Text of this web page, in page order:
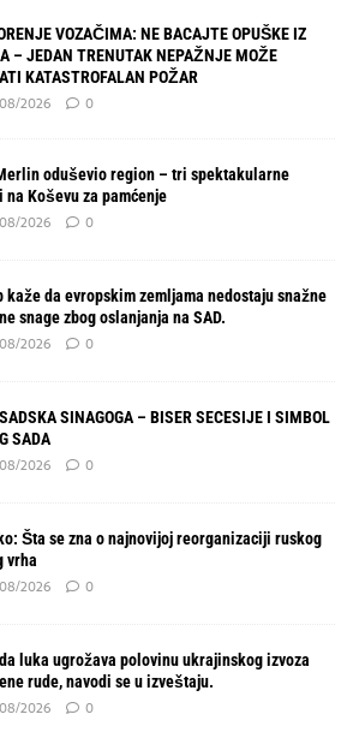
VOZAČIMA: NE BACAJTE OPUŠKE IZ
– JEDAN TRENUTAK NEPAŽNJE MOŽE
KATASTROFALAN POŽAR
2026 0
oduševio region – tri spektakularne
na Koševu za pamćenje
2026 0
kaže da evropskim zemljama nedostaju snažne
snage zbog oslanjanja na SAD.
2026 0
SINAGOGA – BISER SECESIJE I SIMBOL
SADA
2026 0
Šta se zna o najnovijoj reorganizaciji ruskog
vrha
2026 0
luka ugrožava polovinu ukrajinskog izvoza
rude, navodi se u izveštaju.
2026 0